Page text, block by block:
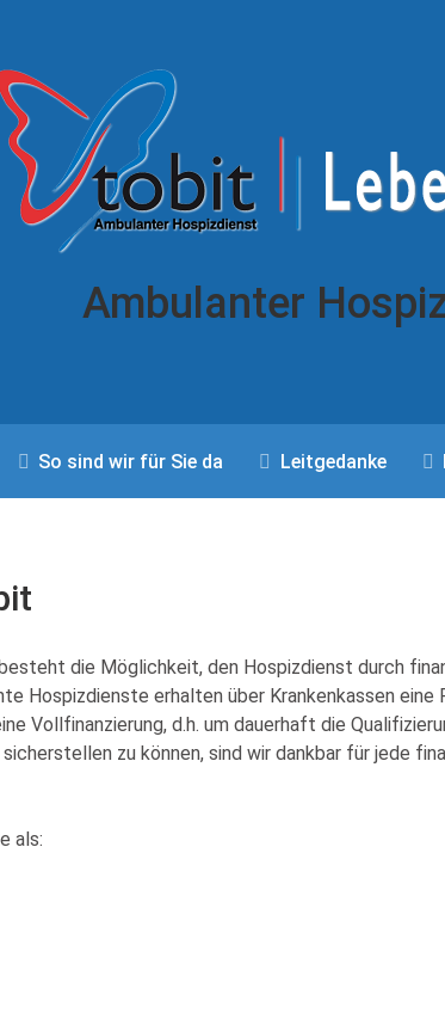
Ambulanter
So sind wir für Sie da Leitgedanke
die Möglichkeit, den Hospizdienst durch
Hospizdienste erhalten über Krankenkassen eine
Vollfinanzierung, d.h. um dauerhaft die
zu können, sind wir dankbar für jede
als: